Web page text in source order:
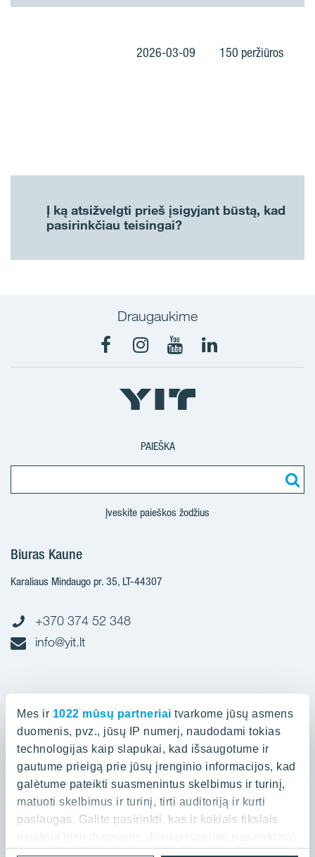
Mes ir 1022 mūsų partneriai tvarkome jūsų asmens
duomenis, pvz., jūsų IP numerį, naudodami tokias
technologijas kaip slapukai, kad išsaugotume ir
gautume prieigą prie jūsų įrenginio informacijos, kad
galėtume pateikti suasmenintus skelbimus ir turinį,
matuoti skelbimus ir turinį, tirti auditoriją ir kurti
paslaugas. Galite pasirinkti, kas ir kokiais tikslais
naudoja jūsų duomenis. Jūsų privatumo pasirinkimai
galioja tik šioje skaitmeninėje nuosavybėje, kurioje
2026-03-09 150 peržiūros
Į ką atsižvelgti prieš įsigyjant būstą, kad
pasirinkčiau teisingai?
Draugaukime
PAIEŠKA
Įveskite paieškos žodžius
Biuras Kaune
Karaliaus Mindaugo pr. 35, LT-44307
+370 374 52 348
info@yit.lt
Spaudos g. 7, LT-05132
+370 523 88 836
info@yit.lt